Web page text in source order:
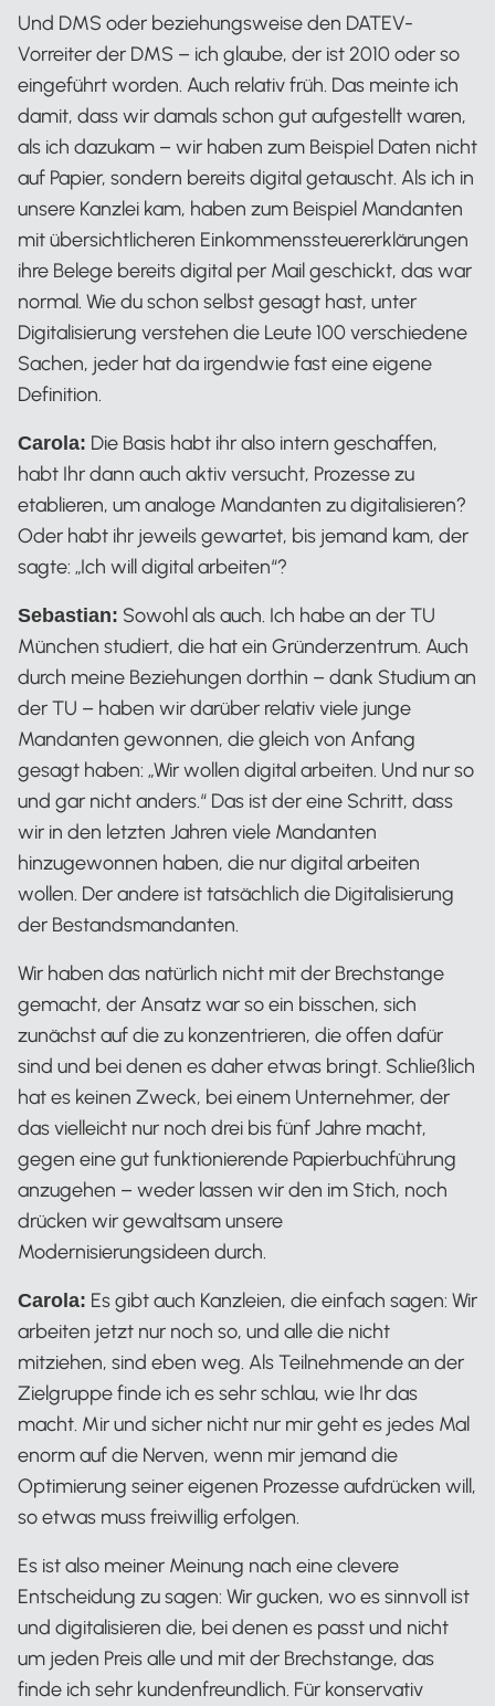
Und DMS oder beziehungsweise den DATEV-
Vorreiter der DMS – ich glaube, der ist 2010 oder so
eingeführt worden. Auch relativ früh. Das meinte ich
damit, dass wir damals schon gut aufgestellt waren,
als ich dazukam – wir haben zum Beispiel Daten nicht
auf Papier, sondern bereits digital getauscht. Als ich in
unsere Kanzlei kam, haben zum Beispiel Mandanten
mit übersichtlicheren Einkommenssteuererklärungen
ihre Belege bereits digital per Mail geschickt, das war
normal. Wie du schon selbst gesagt hast, unter
Digitalisierung verstehen die Leute 100 verschiedene
Sachen, jeder hat da irgendwie fast eine eigene
Definition.
Carola: Die Basis habt ihr also intern geschaffen,
habt Ihr dann auch aktiv versucht, Prozesse zu
etablieren, um analoge Mandanten zu digitalisieren?
Oder habt ihr jeweils gewartet, bis jemand kam, der
sagte: „Ich will digital arbeiten“?
Sebastian: Sowohl als auch. Ich habe an der TU
München studiert, die hat ein Gründerzentrum. Auch
durch meine Beziehungen dorthin – dank Studium an
der TU – haben wir darüber relativ viele junge
Mandanten gewonnen, die gleich von Anfang
gesagt haben: „Wir wollen digital arbeiten. Und nur so
und gar nicht anders.“ Das ist der eine Schritt, dass
wir in den letzten Jahren viele Mandanten
hinzugewonnen haben, die nur digital arbeiten
wollen. Der andere ist tatsächlich die Digitalisierung
der Bestandsmandanten.
Wir haben das natürlich nicht mit der Brechstange
gemacht, der Ansatz war so ein bisschen, sich
zunächst auf die zu konzentrieren, die offen dafür
sind und bei denen es daher etwas bringt. Schließlich
hat es keinen Zweck, bei einem Unternehmer, der
das vielleicht nur noch drei bis fünf Jahre macht,
gegen eine gut funktionierende Papierbuchführung
anzugehen – weder lassen wir den im Stich, noch
drücken wir gewaltsam unsere
Modernisierungsideen durch.
Carola: Es gibt auch Kanzleien, die einfach sagen: Wir
arbeiten jetzt nur noch so, und alle die nicht
mitziehen, sind eben weg. Als Teilnehmende an der
Zielgruppe finde ich es sehr schlau, wie Ihr das
macht. Mir und sicher nicht nur mir geht es jedes Mal
enorm auf die Nerven, wenn mir jemand die
Optimierung seiner eigenen Prozesse aufdrücken will,
so etwas muss freiwillig erfolgen.
Es ist also meiner Meinung nach eine clevere
Entscheidung zu sagen: Wir gucken, wo es sinnvoll ist
und digitalisieren die, bei denen es passt und nicht
um jeden Preis alle und mit der Brechstange, das
finde ich sehr kundenfreundlich. Für konservativ